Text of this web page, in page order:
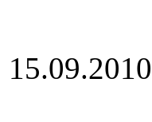
15.09.2010